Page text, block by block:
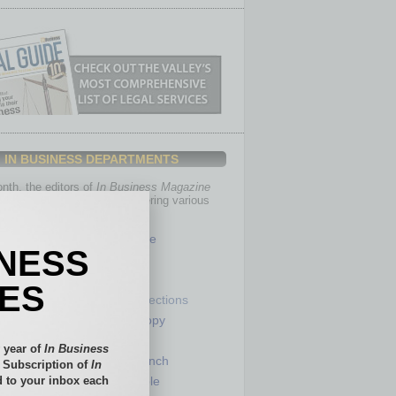
IN BUSINESS DEPARTMENTS
the editors of In Business Magazine
you with in-depth stories covering various
Healthcare
Partner Sections
Philanthropy
Power Lunch
Roundtable
year of In Business
Subscription ofIn
to your inbox each